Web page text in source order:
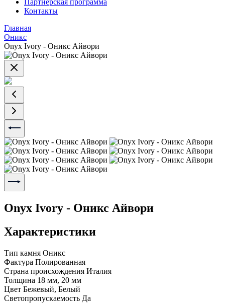
Партнерская программа
Контакты
Главная
Оникс
Onyx Ivory - Оникс Айвори
Onyx Ivory - Оникс Айвори
Характеристики
Тип камня Оникс
Фактура Полированная
Страна происхождения Италия
Толщина 18 мм, 20 мм
Цвет Бежевый, Белый
Светопропускаемость Да